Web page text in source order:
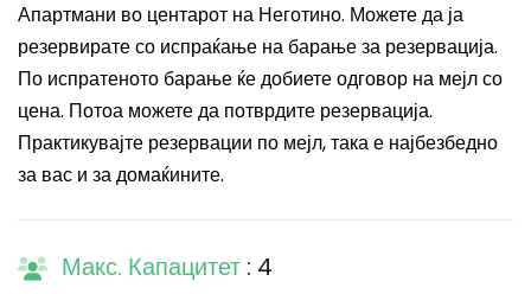
Апартмани во центарот на Неготино. Можете да ја
резервирате со испраќање на барање за резервација.
По испратеното барање ќе добиете одговор на мејл со
цена. Потоа можете да потврдите резервација.
Практикувајте резервации по мејл, така е најбезбедно
за вас и за домаќините.
Макс. Капацитет : 4